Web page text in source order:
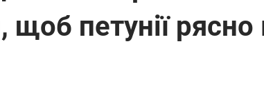
щоб петунії рясно